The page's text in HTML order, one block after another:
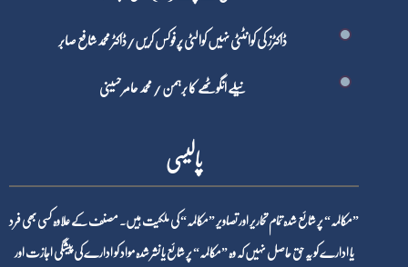
ڈاکٹرز کی کوانٹٹی نہیں کوالٹی پر فوکس کریں/ڈاکٹر محمد شافع صابر
نیلے انگوٹھے کا برہمن / محمد عامر حسینی
پالیسی
”مکالمہ“ پر شائع شدہ تمام تحاریر اور تصاویر ”مکالمہ“ کی ملکیت ہیں۔ مصنف کے علاوہ کسی بھی فرد
یا ادارے کو یہ حق حاصل نہیں کہ وہ ”مکالمہ“ پر شائع یا نشر شدہ مواد کو ادارے کی پیشگی اجازت اور